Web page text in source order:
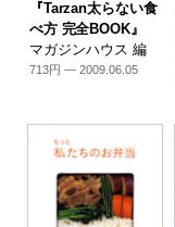
『Tarzan太らない食
べ方 完全BOOK』
マガジンハウス 編
713円 — 2009.06.05